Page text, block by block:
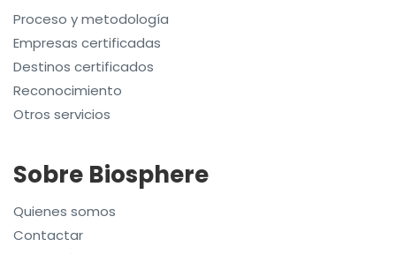
Proceso y metodología
Empresas certificadas
Destinos certificados
Reconocimiento
Otros servicios
Sobre Biosphere
Quienes somos
Contactar